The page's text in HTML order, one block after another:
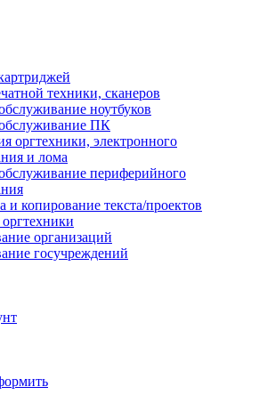
техники, сканеров
ноутбуков
ПК
оргтехники, электронного
и лома
периферийного
и копирование текста/проектов
организаций
госучреждений